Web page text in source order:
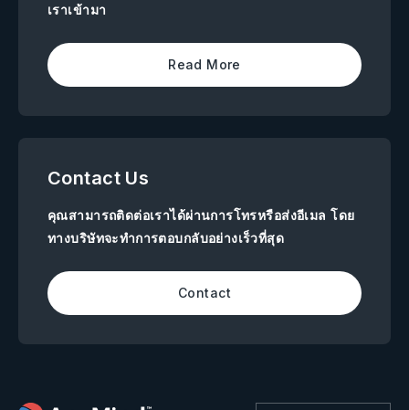
เราเข้ามา
Read More
Contact Us
คุณสามารถติดต่อเราได้ผ่านการโทรหรือส่งอีเมล โดย
ทางบริษัทจะทำการตอบกลับอย่างเร็วที่สุด
Contact